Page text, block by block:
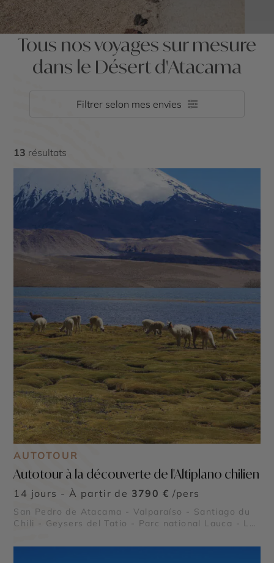
Tous nos voyages sur mesure
dans le Désert d'Atacama
Filtrer selon mes envies
13 résultats
AUTOTOUR
Autotour à la découverte de l'Altiplano chilien
14 jours - À partir de 3790 € /pers
San Pedro de Atacama - Valparaíso - Santiago du
Chili - Geysers del Tatio - Parc national Lauca - Lac